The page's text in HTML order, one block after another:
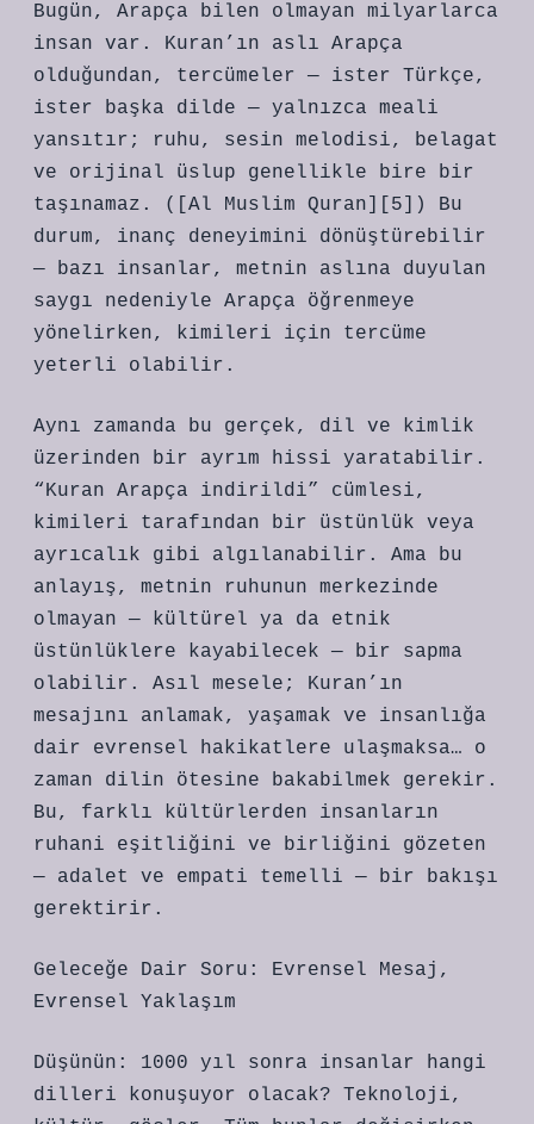
Bugün, Arapça bilen olmayan milyarlarca
insan var. Kuran’ın aslı Arapça
olduğundan, tercümeler — ister Türkçe,
ister başka dilde — yalnızca meali
yansıtır; ruhu, sesin melodisi, belagat
ve orijinal üslup genellikle bire bir
taşınamaz. ([Al Muslim Quran][5]) Bu
durum, inanç deneyimini dönüştürebilir
— bazı insanlar, metnin aslına duyulan
saygı nedeniyle Arapça öğrenmeye
yönelirken, kimileri için tercüme
yeterli olabilir.
Aynı zamanda bu gerçek, dil ve kimlik
üzerinden bir ayrım hissi yaratabilir.
“Kuran Arapça indirildi” cümlesi,
kimileri tarafından bir üstünlük veya
ayrıcalık gibi algılanabilir. Ama bu
anlayış, metnin ruhunun merkezinde
olmayan — kültürel ya da etnik
üstünlüklere kayabilecek — bir sapma
olabilir. Asıl mesele; Kuran’ın
mesajını anlamak, yaşamak ve insanlığa
dair evrensel hakikatlere ulaşmaksa… o
zaman dilin ötesine bakabilmek gerekir.
Bu, farklı kültürlerden insanların
ruhani eşitliğini ve birliğini gözeten
— adalet ve empati temelli — bir bakışı
gerektirir.
Geleceğe Dair Soru: Evrensel Mesaj,
Evrensel Yaklaşım
Düşünün: 1000 yıl sonra insanlar hangi
dilleri konuşuyor olacak? Teknoloji,